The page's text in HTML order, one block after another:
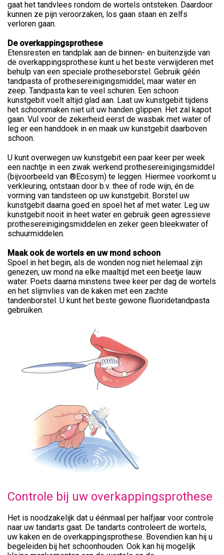
gaat het tandvlees rondom de wortels ontsteken. Daardoor
kunnen ze pijn veroorzaken, los gaan staan en zelfs
verloren gaan.
De overkappingsprothese
Etensresten en tandplak aan de binnen- en buitenzijde van
de overkappingsprothese kunt u het beste verwijderen met
behulp van een speciale protheseborstel. Gebruik géén
tandpasta of prothesereinigingsmiddel, maar water en
zeep. Tandpasta kan te veel schuren. Een schoon
kunstgebit voelt altijd glad aan. Laat uw kunstgebit tijdens
het schoonmaken niet uit uw handen glippen. Het zal kapot
gaan. Vul voor de zekerheid eerst de wasbak met water of
leg er een handdoek in en maak uw kunstgebit daarboven
schoon.
U kunt overwegen uw kunstgebit een paar keer per week
een nachtje in een zwak werkend prothesereinigingsmiddel
(bijvoorbeeld van ®Ecosym) te leggen. Hiermee voorkomt u
verkleuring, ontstaan door b.v. thee of rode wijn, én de
vorming van tandsteen op uw kunstgebit. Borstel uw
kunstgebit daarna goed en spoel het af met water. Leg uw
kunstgebit nooit in heet water en gebruik geen agressieve
prothesereinigingsmiddelen en zeker geen bleekwater of
schuurmiddelen.
Maak ook de wortels en uw mond schoon
Spoel in het begin, als de wonden nog niet helemaal zijn
genezen, uw mond na elke maaltijd met een beetje lauw
water. Poets daarna minstens twee keer per dag de wortels
en het slijmvlies van de kaken met een zachte
tandenborstel. U kunt het beste gewone fluoridetandpasta
gebruiken.
Controle bij uw overkappingsprothese
Het is noodzakelijk dat u éénmaal per halfjaar voor controle
naar uw tandarts gaat. De tandarts controleert de wortels,
uw kaken en de overkappingsprothese. Bovendien kan hij u
begeleiden bij het schoonhouden. Ook kan hij mogelijk